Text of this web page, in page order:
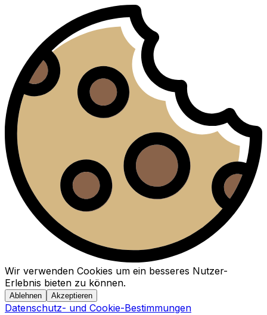
Wir verwenden Cookies um ein besseres Nutzer-
Erlebnis bieten zu können.
Ablehnen Akzeptieren
Datenschutz- und Cookie-Bestimmungen